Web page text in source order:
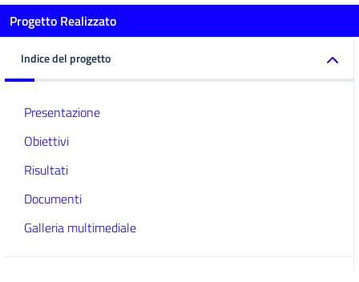
Progetto Realizzato
Indice del progetto
Presentazione
Obiettivi
Risultati
Documenti
Galleria multimediale